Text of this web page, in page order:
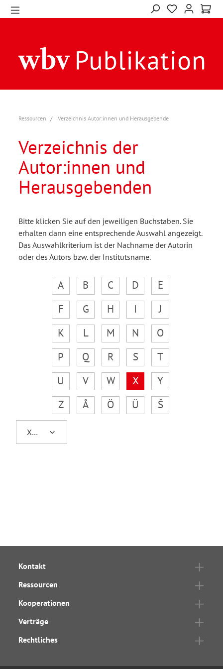
Ressourcen Verzeichnis Autor:innen und Herausgebende
Verzeichnis der
Autor:innen und
Herausgebenden
Bitte klicken Sie auf den jeweiligen Buchstaben. Sie
erhalten dann eine entsprechende Auswahl angezeigt.
Das Auswahlkriterium ist der Nachname der Autorin
oder des Autors bzw. der Institutsname.
A B C D
E
F
G H I
J
K
L M N
O
P
Q R S
T
U
V W X
Y
Z
Å Ö Ü Š
Kontakt
Ressourcen
Kooperationen
Verträge
Rechtliches